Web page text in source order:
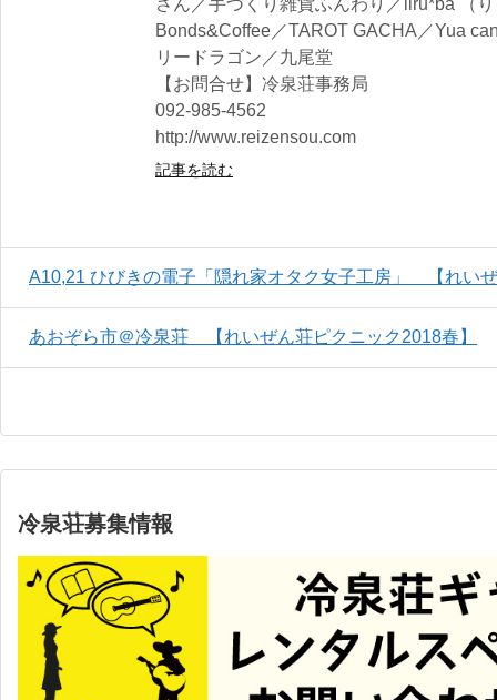
さん／手づくり雑貨ふんわり／liru*ba （
Bonds&Coffee／TAROT GACHA／Yua
リードラゴン／九尾堂
【お問合せ】冷泉荘事務局
092-985-4562
http://www.reizensou.com
記事を読む
A10,21 ひびきの電子「隠れ家オタク女子工房」 【れい
あおぞら市＠冷泉荘 【れいぜん荘ピクニック2018春】
冷泉荘募集情報